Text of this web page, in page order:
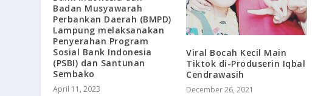
Badan Musyawarah
Perbankan Daerah (BMPD)
Lampung melaksanakan
Penyerahan Program
Sosial Bank Indonesia
(PSBI) dan Santunan
Sembako
April 11, 2023
Viral Bocah Kecil Main
Tiktok di-Produserin Iqbal
Cendrawasih
December 26, 2021